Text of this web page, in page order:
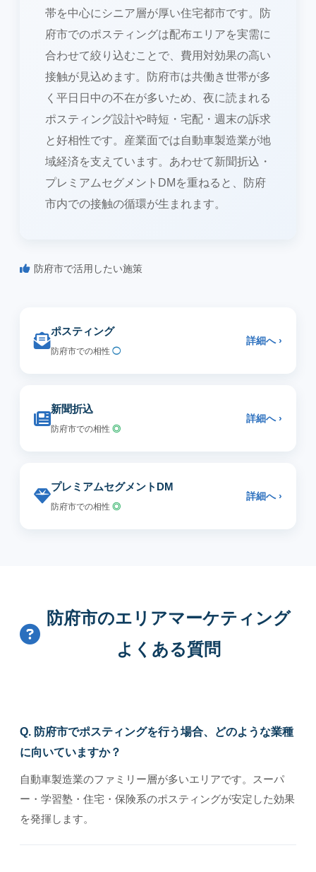
帯を中心にシニア層が厚い住宅都市です。防
府市でのポスティングは配布エリアを実需に
合わせて絞り込むことで、費用対効果の高い
接触が見込めます。防府市は共働き世帯が多
く平日日中の不在が多いため、夜に読まれる
ポスティング設計や時短・宅配・週末の訴求
と好相性です。産業面では自動車製造業が地
域経済を支えています。あわせて新聞折込・
プレミアムセグメントDMを重ねると、防府
市内での接触の循環が生まれます。
防府市で活用したい施策
ポスティング
防府市での相性 ◯
詳細へ ›
新聞折込
防府市での相性 ◎
詳細へ ›
プレミアムセグメントDM
防府市での相性 ◎
詳細へ ›
防府市のエリアマーケティング
よくある質問
Q. 防府市でポスティングを行う場合、どのような業種
に向いていますか？
自動車製造業のファミリー層が多いエリアです。スーパ
ー・学習塾・住宅・保険系のポスティングが安定した効果
を発揮します。